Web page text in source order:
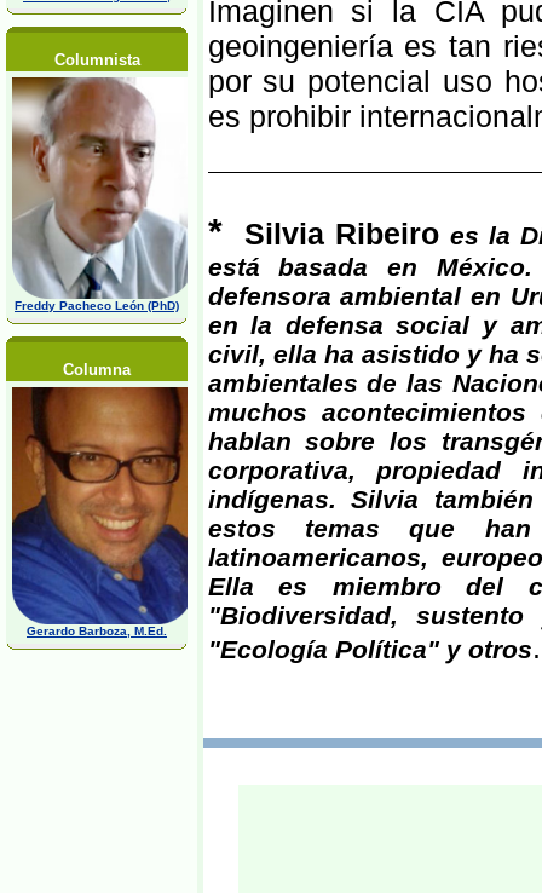
Columnista
Freddy Pacheco León (PhD)
Columna
Gerardo Barboza, M.Ed.
Imaginen si la CIA
geoingeniería es tan
por su potencial uso
es prohibir
* Silvia Ribeiro es la
está basada en
defensora ambiental en
en la defensa social y
civil, ella ha asistido y ha
ambientales de las
muchos
hablan sobre los
corporativa, propiedad
indígenas. Silvia
estos temas que
latinoamericanos,
Ella es miembro del
"Biodiversidad,
"Ecología Política" y otros.